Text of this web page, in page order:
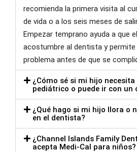
recomienda la primera visita al
de vida o a los seis meses de
Empezar temprano ayuda a que
acostumbre al dentista y
problema antes de que se
¿Cómo sé si mi hijo
pediátrico o puede ir con un
¿Qué hago si mi hijo llora o
en el dentista?
¿Channel Islands Family
acepta Medi-Cal para niños?